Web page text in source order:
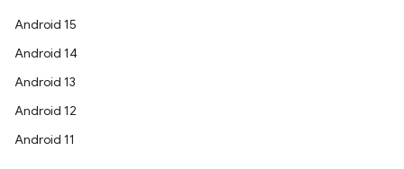
Android 15
Android 14
Android 13
Android 12
Android 11